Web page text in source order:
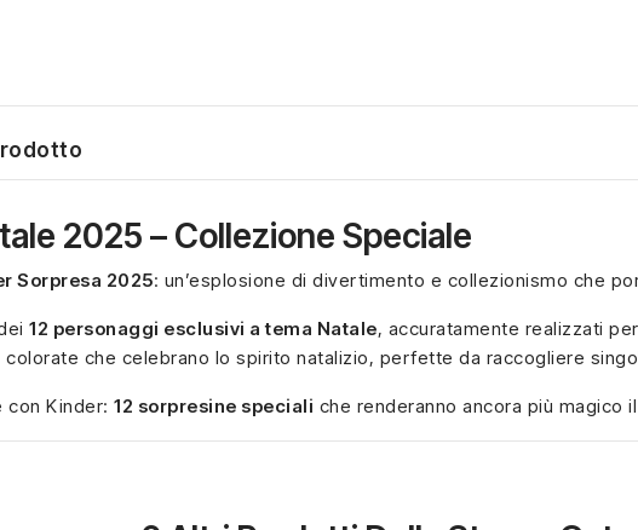
2025 – Collezione Speciale
Sorpresa 2025: un’esplosione di divertimento e collezionismo che
12 personaggi esclusivi a tema Natale, accuratamente realizzati
che celebrano lo spirito natalizio, perfette da raccogliere
con Kinder: 12 sorpresine speciali che renderanno ancora più magico